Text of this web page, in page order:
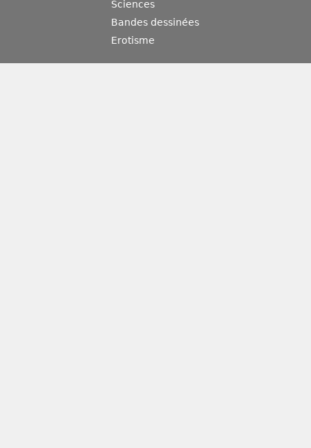
Sciences
Bandes dessinées
Erotisme